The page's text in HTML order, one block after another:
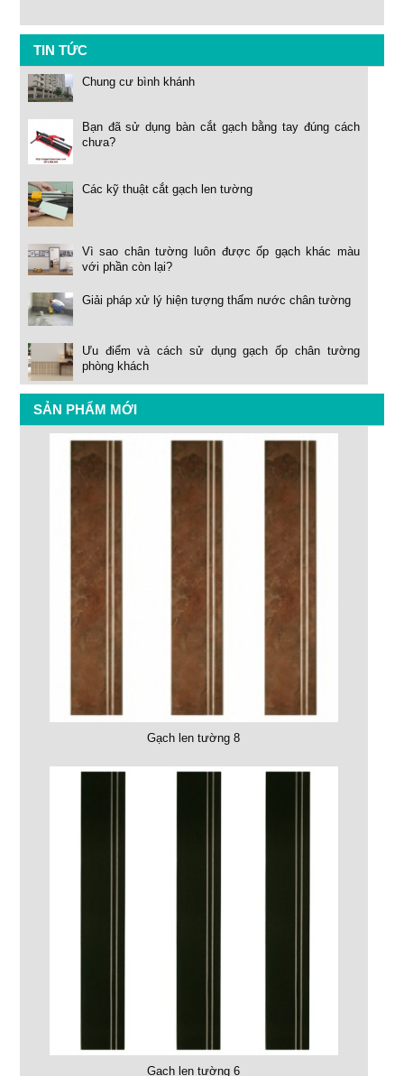
TIN TỨC
Chung cư bình khánh
Bạn đã sử dụng bàn cắt gạch bằng tay đúng cách
chưa?
Các kỹ thuật cắt gạch len tường
Vì sao chân tường luôn được ốp gạch khác màu
với phần còn lại?
Giải pháp xử lý hiện tượng thấm nước chân tường
Ưu điểm và cách sử dụng gạch ốp chân tường
phòng khách
SẢN PHẨM MỚI
Gạch len tường 8
Gạch len tường 6